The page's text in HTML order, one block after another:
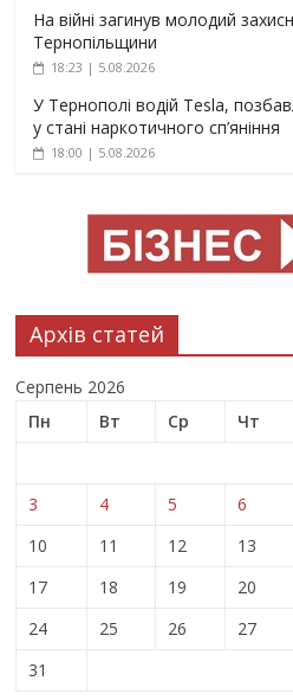
На війні загинув молодий
Тернопільщини
18:23 | 5.08.2026
У Тернополі водій Tesla,
у стані наркотичного сп’яніння
18:00 | 5.08.2026
Архів статей
Серпень 2026
Пн
Вт Ср Чт
3
4 5 6
10
11 12 13
17
18 19 20
24
25 26 27
31